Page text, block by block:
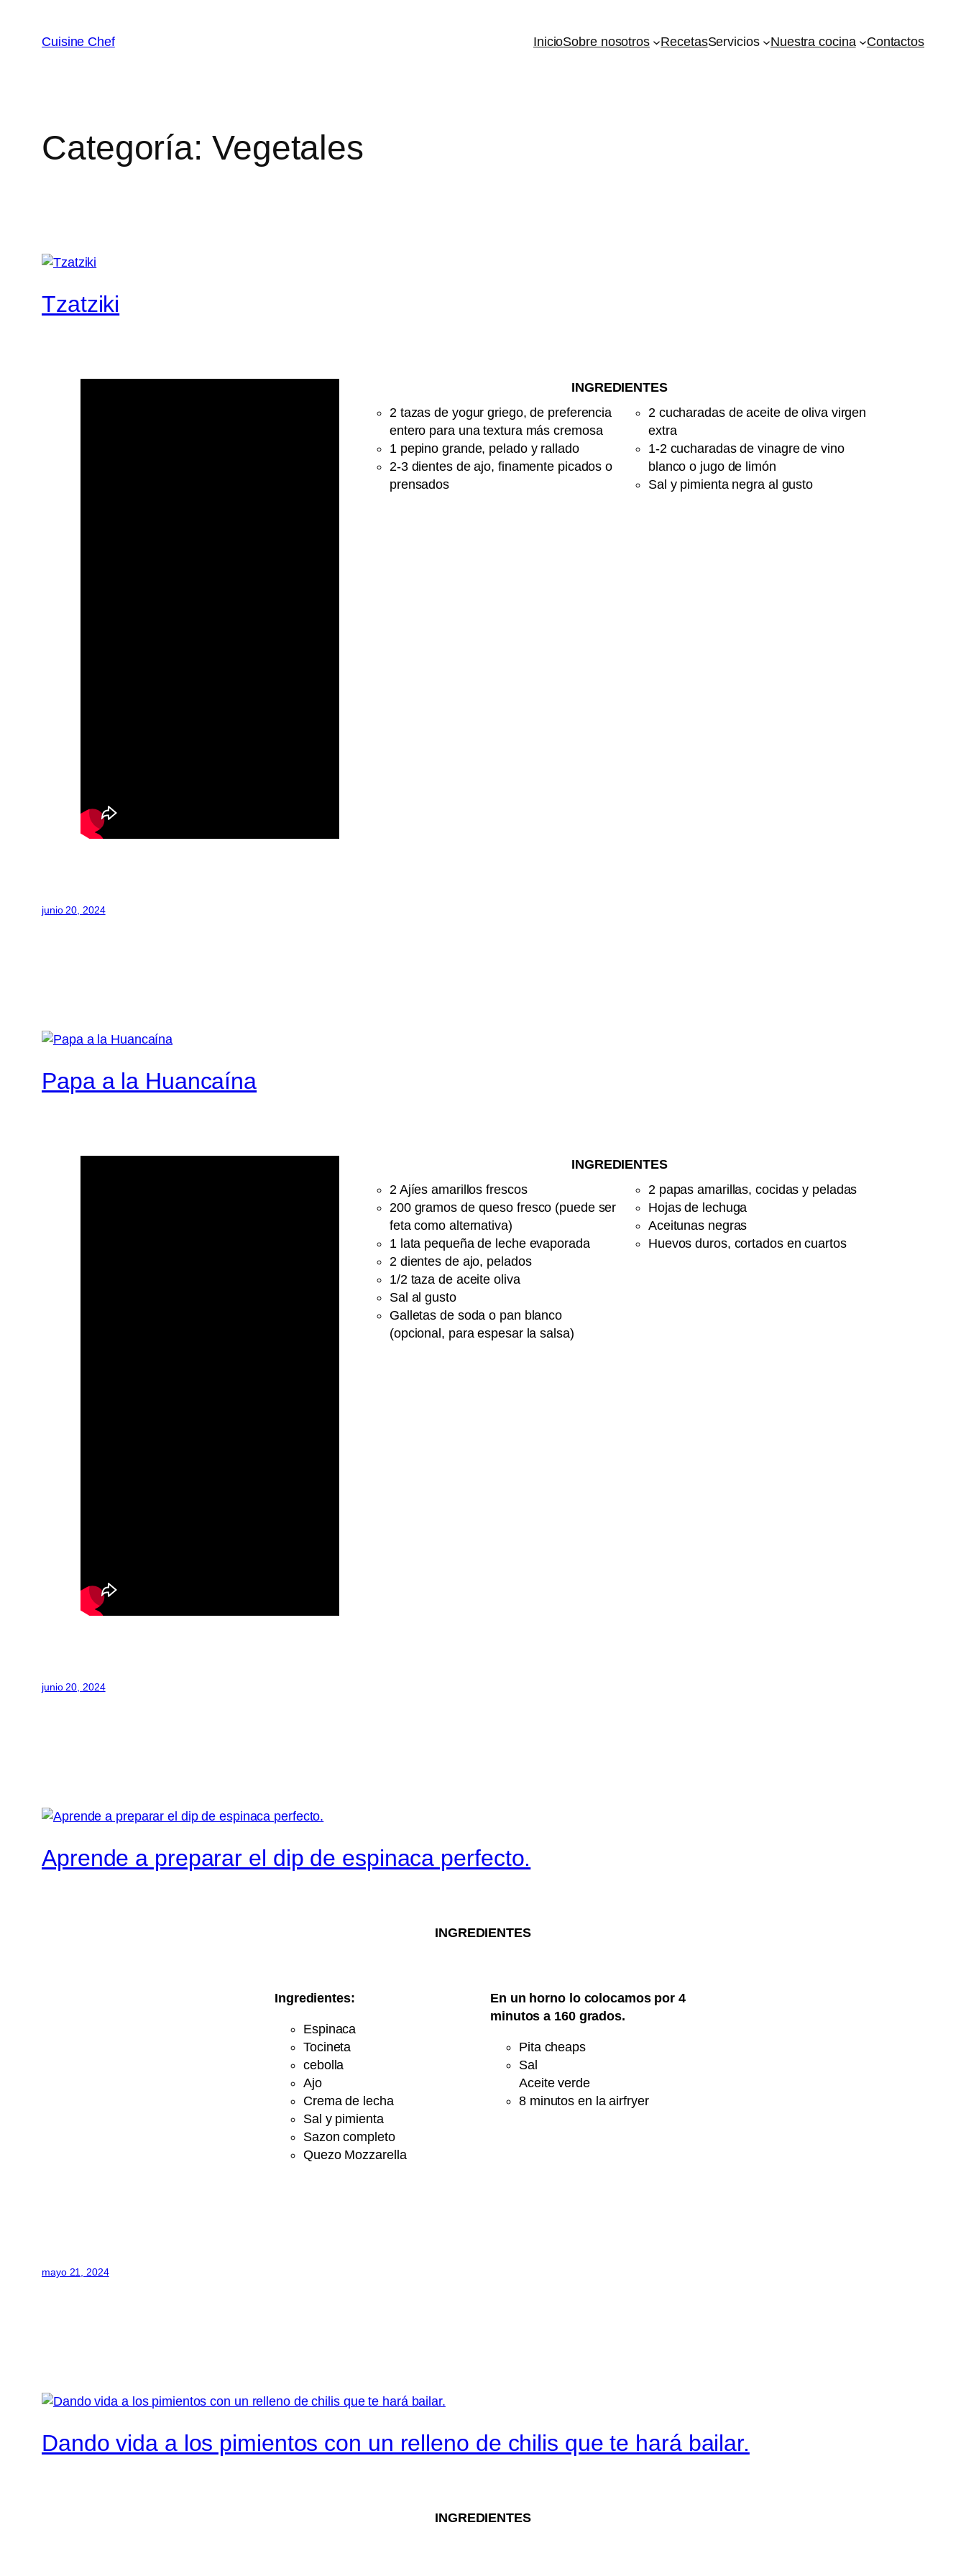
Cuisine Chef InicioSobre nosotros RecetasServicios Nuestra cocina Contactos
Categoría: Vegetales
Tzatziki
INGREDIENTES
2 tazas de yogur griego, de preferencia
entero para una textura más cremosa
1 pepino grande, pelado y rallado
2-3 dientes de ajo, finamente picados o
prensados
2 cucharadas de aceite de oliva virgen
extra
1-2 cucharadas de vinagre de vino
blanco o jugo de limón
Sal y pimienta negra al gusto
junio 20, 2024
Papa a la Huancaína
INGREDIENTES
2 Ajíes amarillos frescos
200 gramos de queso fresco (puede ser
feta como alternativa)
1 lata pequeña de leche evaporada
2 dientes de ajo, pelados
1/2 taza de aceite oliva
Sal al gusto
Galletas de soda o pan blanco
(opcional, para espesar la salsa)
2 papas amarillas, cocidas y peladas
Hojas de lechuga
Aceitunas negras
Huevos duros, cortados en cuartos
junio 20, 2024
Aprende a preparar el dip de espinaca perfecto.
INGREDIENTES
Ingredientes:
Espinaca
Tocineta
cebolla
Ajo
Crema de lecha
Sal y pimienta
Sazon completo
Quezo Mozzarella
En un horno lo colocamos por 4
minutos a 160 grados.
Pita cheaps
Sal
Aceite verde
8 minutos en la airfryer
mayo 21, 2024
Dando vida a los pimientos con un relleno de chilis que te hará bailar.
INGREDIENTES